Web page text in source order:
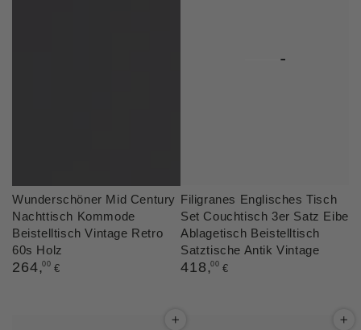
Wunderschöner Mid Century
Nachttisch Kommode
Beistelltisch Vintage Retro
60s Holz
Regulärer
264,00 €
Filigranes Englisches Tisch
Set Couchtisch 3er Satz Eibe
Ablagetisch Beistelltisch
Satztische Antik Vintage
Regulärer
418,00 €